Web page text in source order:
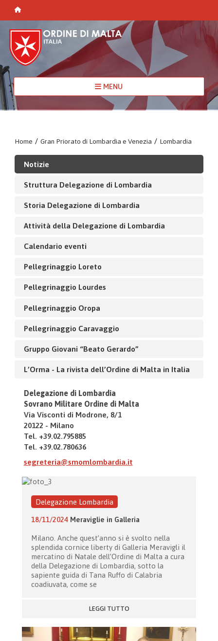
MENU
Home / Gran Priorato di Lombardia e Venezia / Lombardia
Notizie
Struttura Delegazione di Lombardia
Storia Delegazione di Lombardia
Attività della Delegazione di Lombardia
Calendario eventi
Pellegrinaggio Loreto
Pellegrinaggio Lourdes
Pellegrinaggio Oropa
Pellegrinaggio Caravaggio
Gruppo Giovani “Beato Gerardo”
L’Orma - La rivista dell’Ordine di Malta in Italia
Delegazione di Lombardia
Sovrano Militare Ordine di Malta
Via Visconti di Modrone, 8/1
20122 - Milano
Tel. +39.02.795885
Tel. +39.02.780636
segreteria@smomlombardia.it
Delegazione Lombardia
18/11/2024 Meraviglie in Galleria
Milano. Anche quest’anno si è svolto nella
splendida cornice liberty di Galleria Meravigli il
mercatino di Natale dell’Ordine di Malta a cura
della Delegazione di Lombardia, sotto la
sapiente guida di Tana Ruffo di Calabria
coadiuvata, come se
LEGGI TUTTO